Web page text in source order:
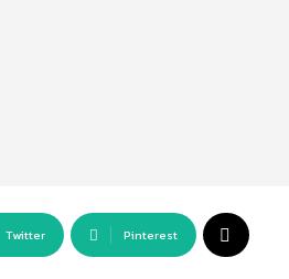
Twitter Pinterest